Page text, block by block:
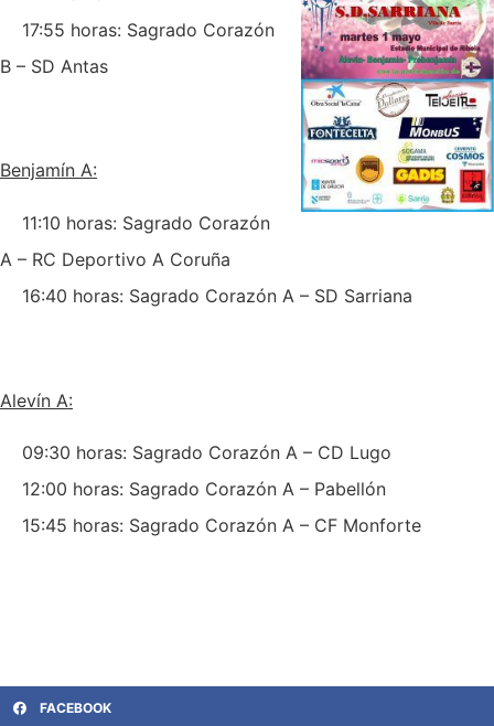
17:55 horas: Sagrado Corazón
B – SD Antas
Benjamín A:
11:10 horas: Sagrado Corazón
A – RC Deportivo A Coruña
16:40 horas: Sagrado Corazón A – SD Sarriana
Alevín A:
09:30 horas: Sagrado Corazón A – CD Lugo
12:00 horas: Sagrado Corazón A – Pabellón
15:45 horas: Sagrado Corazón A – CF Monforte
FACEBOOK